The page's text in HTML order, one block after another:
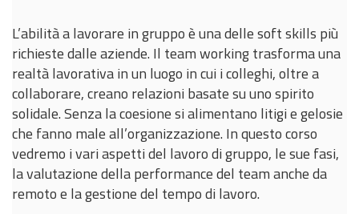
L’abilità a lavorare in gruppo è una delle soft skills più
richieste dalle aziende. Il team working trasforma una
realtà lavorativa in un luogo in cui i colleghi, oltre a
collaborare, creano relazioni basate su uno spirito
solidale. Senza la coesione si alimentano litigi e gelosie
che fanno male all’organizzazione. In questo corso
vedremo i vari aspetti del lavoro di gruppo, le sue fasi,
la valutazione della performance del team anche da
remoto e la gestione del tempo di lavoro.